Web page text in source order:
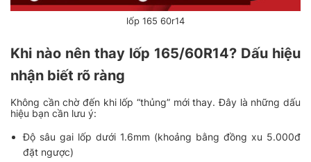
lốp 165 60r14
Khi nào nên thay lốp 165/60R14? Dấu hiệu
nhận biết rõ ràng
Không cần chờ đến khi lốp “thủng” mới thay. Đây là những dấu
hiệu bạn cần lưu ý:
Độ sâu gai lốp dưới 1.6mm (khoảng bằng đồng xu 5.000đ
đặt ngược)